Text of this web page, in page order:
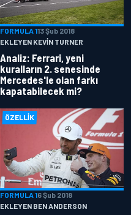
FORMULA 113 Şub 2018
EKLEYEN KEVIN TURNER
Analiz: Ferrari, yeni
kuralların 2. senesinde
Mercedes'le olan farkı
kapatabilecek mi?
ÖZELLIK
FORMULA 16 Şub 2018
EKLEYEN BEN ANDERSON